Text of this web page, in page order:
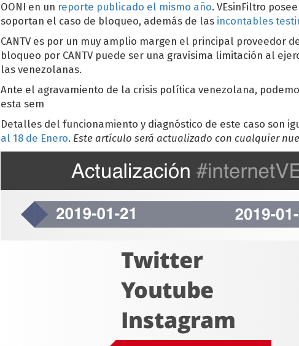
OONI en un reporte publicado el mismo año. VEsinFiltro
soportan el caso de bloqueo, además de las incontables
CANTV es por un muy amplio margen el principal proveedor
bloqueo por CANTV puede ser una gravísima limitación al
las venezolanas.
Ante el agravamiento de la crisis política venezolana,
esta sem
Detalles del funcionamiento y diagnóstico de este caso son
al 18 de Enero. Este artículo será actualizado con cualquier